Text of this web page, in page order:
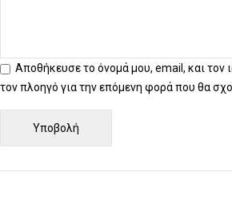
Αποθήκευσε το όνομά μου, email, και τον
τον πλοηγό για την επόμενη φορά που θα